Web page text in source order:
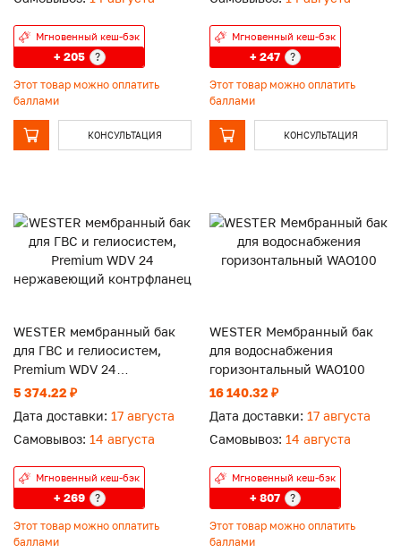
Мгновенный кеш-бэк
+ 205 ?
Этот товар можно оплатить
баллами
КОНСУЛЬТАЦИЯ
Мгновенный кеш-бэк
+ 247 ?
Этот товар можно оплатить
баллами
КОНСУЛЬТАЦИЯ
WESTER мембранный бак
для ГВС и гелиосистем,
Premium WDV 24
нержавеющий контрфланец
5 374.22 ₽
Дата доставки: 17 августа
Самовывоз: 14 августа
Мгновенный кеш-бэк
+ 269 ?
Этот товар можно оплатить
баллами
WESTER Мембранный бак
для водоснабжения
горизонтальный WAO100
16 140.32 ₽
Дата доставки: 17 августа
Самовывоз: 14 августа
Мгновенный кеш-бэк
+ 807 ?
Этот товар можно оплатить
баллами